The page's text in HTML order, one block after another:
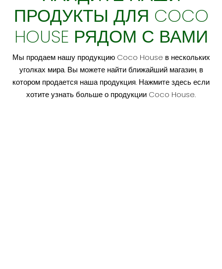
ПРОДУКТЫ ДЛЯ COCO
HOUSE РЯДОМ С ВАМИ
Мы продаем нашу продукцию Coco House в нескольких
уголках мира. Вы можете найти ближайший магазин, в
котором продается наша продукция. Нажмите здесьесли
хотите узнать больше о продукции Coco House.